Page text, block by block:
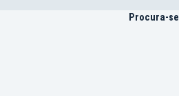
Procura-se